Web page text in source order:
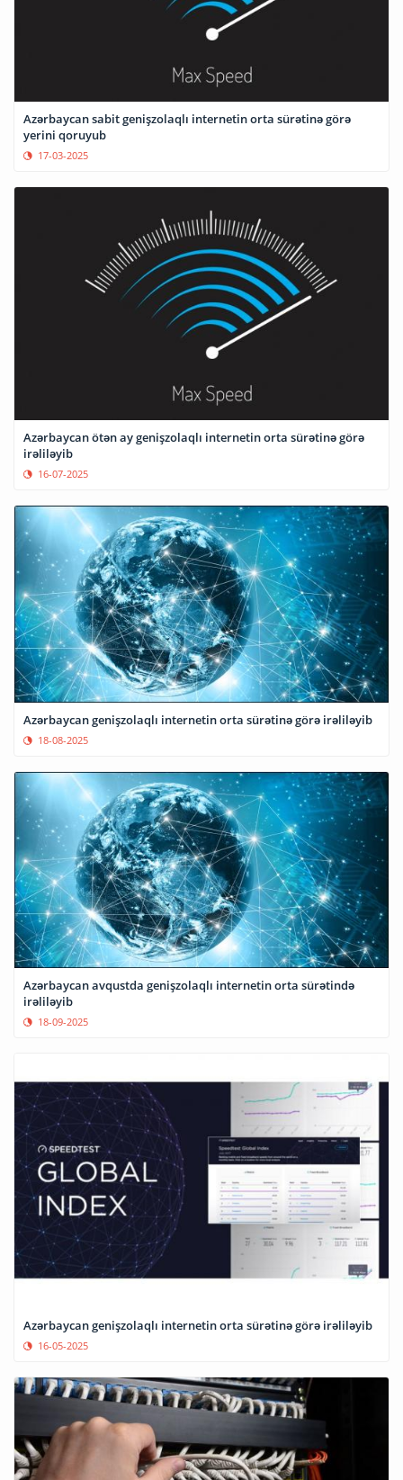
Azərbaycan sabit genişzolaqlı internetin orta sürətinə görə
yerini qoruyub
17-03-2025
Azərbaycan ötən ay genişzolaqlı internetin orta sürətinə görə
irəliləyib
16-07-2025
Azərbaycan genişzolaqlı internetin orta sürətinə görə irəliləyib
18-08-2025
Azərbaycan avqustda genişzolaqlı internetin orta sürətində
irəliləyib
18-09-2025
Azərbaycan genişzolaqlı internetin orta sürətinə görə irəliləyib
16-05-2025